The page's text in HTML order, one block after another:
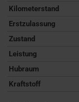
Kilometerstand
Erstzulassung
Zustand
Leistung
Hubraum
Kraftstoff